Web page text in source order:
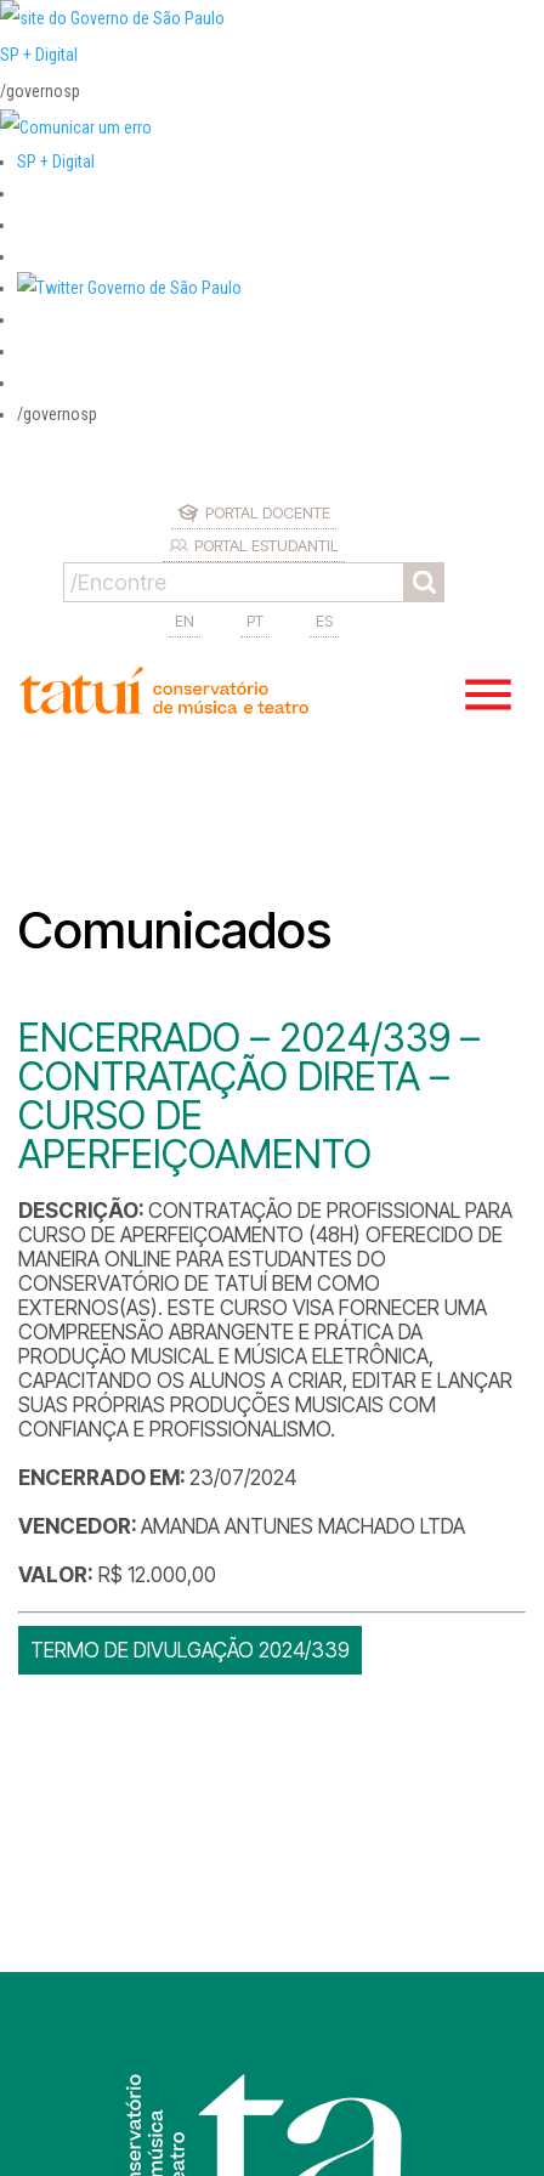
SP + Digital
/governosp
SP + Digital
/governosp
PORTAL DOCENTE
PORTAL ESTUDANTIL
EN PT ES
Comunicados
ENCERRADO – 2024/339 –
CONTRATAÇÃO DIRETA –
CURSO DE
APERFEIÇOAMENTO
DESCRIÇÃO: CONTRATAÇÃO DE PROFISSIONAL PARA
CURSO DE APERFEIÇOAMENTO (48H) OFERECIDO DE
MANEIRA ONLINE PARA ESTUDANTES DO
CONSERVATÓRIO DE TATUÍ BEM COMO
EXTERNOS(AS). ESTE CURSO VISA FORNECER UMA
COMPREENSÃO ABRANGENTE E PRÁTICA DA
PRODUÇÃO MUSICAL E MÚSICA ELETRÔNICA,
CAPACITANDO OS ALUNOS A CRIAR, EDITAR E LANÇAR
SUAS PRÓPRIAS PRODUÇÕES MUSICAIS COM
CONFIANÇA E PROFISSIONALISMO.
ENCERRADO EM: 23/07/2024
VENCEDOR: AMANDA ANTUNES MACHADO LTDA
VALOR: R$ 12.000,00
TERMO DE DIVULGAÇÃO 2024/339